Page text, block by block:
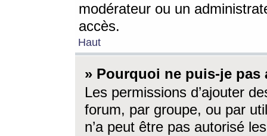
modérateur ou un
accès.
Haut
» Pourquoi ne puis-je
Les permissions d’ajouter
forum, par groupe, ou par
n’a peut être pas autorisé